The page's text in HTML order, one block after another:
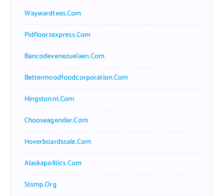
Waywardtees.com
Pidfloorsexpress.com
Bancodevenezuelaen.com
Bettermoodfoodcorporation.com
Hingstonnt.com
Chooseagender.com
Hoverboardssale.com
Alaskapolitics.com
Stsmp.org